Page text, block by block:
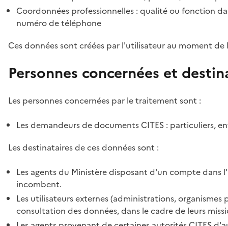
Coordonnées professionnelles : qualité ou fonction
numéro de téléphone
Ces données sont créées par l'utilisateur au moment
Personnes concernées et
Les personnes concernées par le traitement sont :
Les demandeurs de documents CITES : particuliers,
Les destinataires de ces données sont :
Les agents du Ministère disposant d'un compte
incombent.
Les utilisateurs externes (administrations,
consultation des données, dans le cadre de leurs